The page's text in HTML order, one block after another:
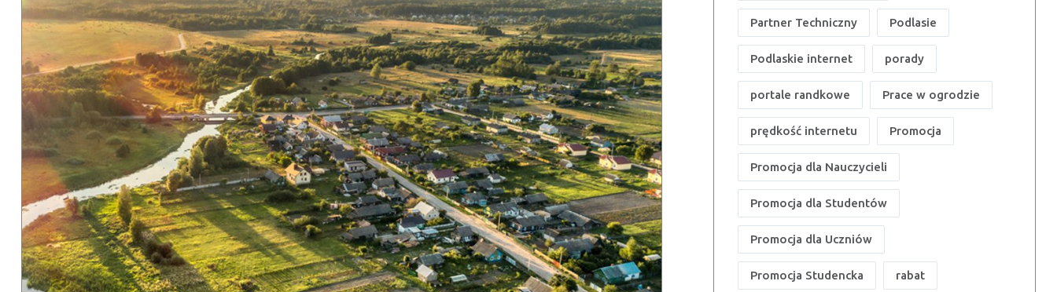
Partner Techniczny Podlasie
Podlaskie internet porady
portale randkowe Prace w ogrodzie
prędkość internetu Promocja
Promocja dla Nauczycieli
Promocja dla Studentów
Promocja dla Uczniów
Promocja Studencka rabat